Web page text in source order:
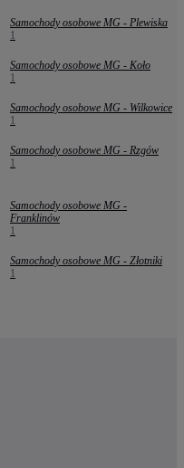
Samochody osobowe MG - Plewiska
1
Samochody osobowe MG - Koło
1
Samochody osobowe MG - Wilkowice
1
Samochody osobowe MG - Rzgów
1
Samochody osobowe MG -
Franklinów
1
Samochody osobowe MG - Złotniki
1